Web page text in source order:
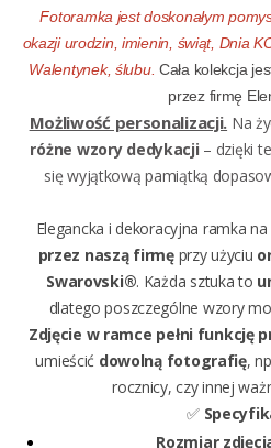
Fotoramka jest doskonałym
okazji urodzin, imienin, świąt, Dnia
Walentynek, ślubu. Cała kolekcja
przez firmę
Możliwość personalizacji. Na
różne wzory dedykacji – dzięki
się wyjątkową pamiątką
Elegancka i dekoracyjna ramka na
przez naszą firmęprzy użyciu
Swarovski®. Każda sztuka to
dlatego poszczególne wzory
Zdjęcie w ramce pełni funkcję
umieścić dowolną fotografię,
rocznicy, czy innej
✅
Rozmiar